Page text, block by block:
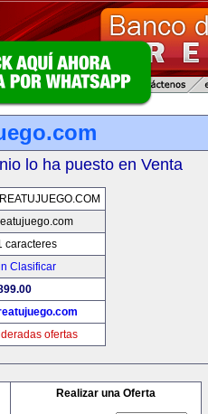
lo ha puesto en Venta
caracteres
Clasificar
ofertas
Realizar una Oferta